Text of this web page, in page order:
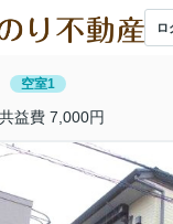
ロ
空室1
益費 7,000円